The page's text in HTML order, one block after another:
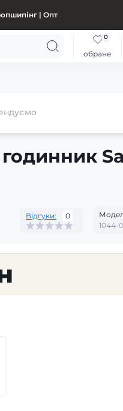
| Опт
обране
0
Відгуки: 0
1044-